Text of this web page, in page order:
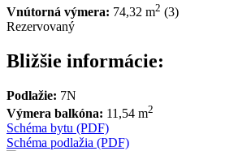
Vnútorná výmera: 74,32 m2 (3)
Rezervovaný
Bližšie informácie:
Podlažie: 7N
Výmera balkóna: 11,54 m2
Schéma bytu (PDF)
Schéma podlažia (PDF)